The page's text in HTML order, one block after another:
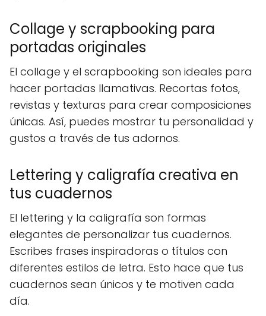
Collage y scrapbooking para
portadas originales
El collage y el scrapbooking son ideales para
hacer portadas llamativas. Recortas fotos,
revistas y texturas para crear composiciones
únicas. Así, puedes mostrar tu personalidad y
gustos a través de tus adornos.
Lettering y caligrafía creativa en
tus cuadernos
El lettering y la caligrafía son formas
elegantes de personalizar tus cuadernos.
Escribes frases inspiradoras o títulos con
diferentes estilos de letra. Esto hace que tus
cuadernos sean únicos y te motiven cada
día.